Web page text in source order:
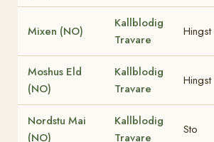
Mixen (NO)
Kallblodig
Travare
Hingst
Moshus Eld
(NO)
Kallblodig
Travare
Hingst
Nordstu Mai
(NO)
Kallblodig
Travare
Sto